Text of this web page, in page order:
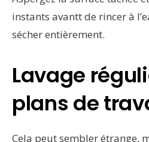
instants avantt de rincer à
sécher entièrement.
Lavage
plans de
Cela peut sembler étrange,